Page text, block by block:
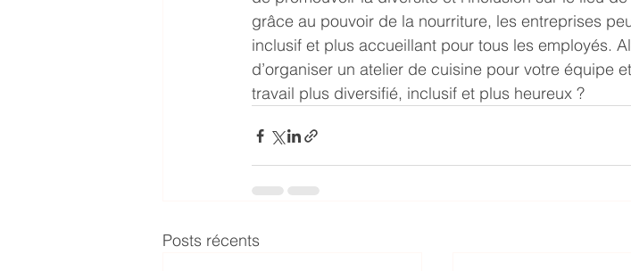
grâce au pouvoir de la nourriture, les entreprises
inclusif et plus accueillant pour tous les employés.
d’organiser un atelier de cuisine pour votre équipe
travail plus diversifié, inclusif et plus heureux ?
Posts récents